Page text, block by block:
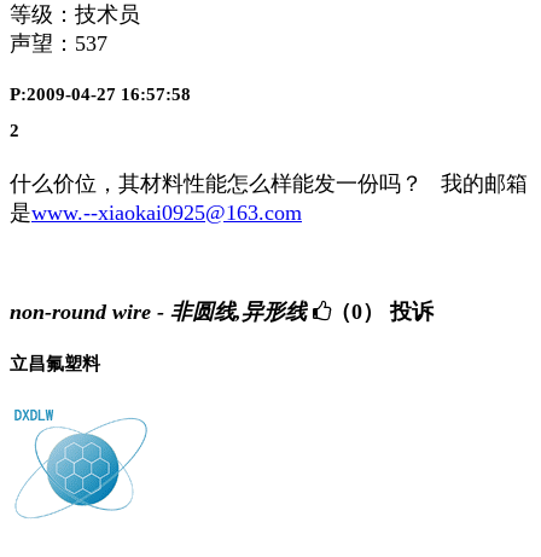
等级：技术员
声望： 537
P:2009-04-27 16:57:58
2
什么价位，其材料性能怎么样能发一份吗？ 我的邮箱
是www.--xiaokai0925@163.com
non-round wire - 非圆线,异形线 （0） 投诉
立昌氟塑料